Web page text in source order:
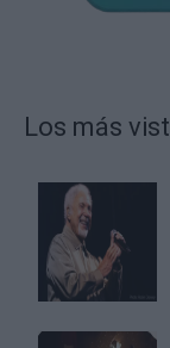
Los más